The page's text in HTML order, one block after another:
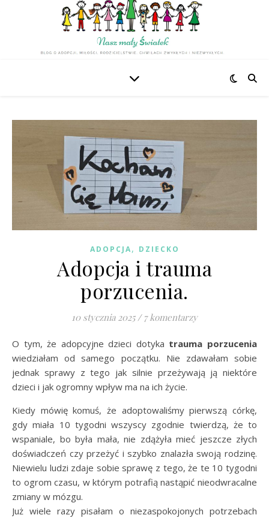
ADOPCJA, DZIECKO
Adopcja i trauma
porzucenia.
10 stycznia 2025 / 7 komentarzy
O tym, że adopcyjne dzieci dotyka trauma porzucenia
wiedziałam od samego początku. Nie zdawałam sobie
jednak sprawy z tego jak silnie przeżywają ją niektóre
dzieci i jak ogromny wpływ ma na ich życie.
Kiedy mówię komuś, że adoptowaliśmy pierwszą córkę,
gdy miała 10 tygodni wszyscy zgodnie twierdzą, że to
wspaniale, bo była mała, nie zdążyła mieć jeszcze złych
doświadczeń czy przeżyć i szybko znalazła swoją rodzinę.
Niewielu ludzi zdaje sobie sprawę z tego, że te 10 tygodni
to ogrom czasu, w którym potrafią nastąpić nieodwracalne
zmiany w mózgu.
Już wiele razy pisałam o niezaspokojonych potrzebach